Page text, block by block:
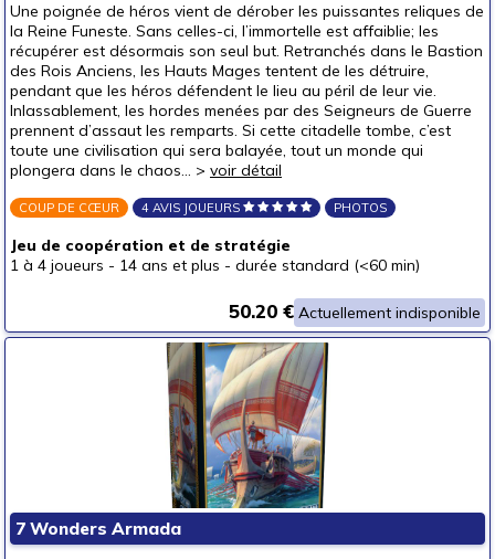
Une poignée de héros vient de dérober les puissantes reliques de
la Reine Funeste. Sans celles-ci, l’immortelle est affaiblie; les
récupérer est désormais son seul but. Retranchés dans le Bastion
des Rois Anciens, les Hauts Mages tentent de les détruire,
pendant que les héros défendent le lieu au péril de leur vie.
Inlassablement, les hordes menées par des Seigneurs de Guerre
prennent d’assaut les remparts. Si cette citadelle tombe, c’est
toute une civilisation qui sera balayée, tout un monde qui
plongera dans le chaos… > voir détail
COUP DE CŒUR 4 AVIS JOUEURS PHOTOS
Jeu de coopération et de stratégie
1 à 4 joueurs - 14 ans et plus - durée standard (<60 min)
Actuellement indisponible
50.20 €
7 Wonders Armada